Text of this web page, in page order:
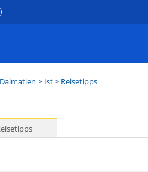
Dalmatien > Ist> Reisetipps